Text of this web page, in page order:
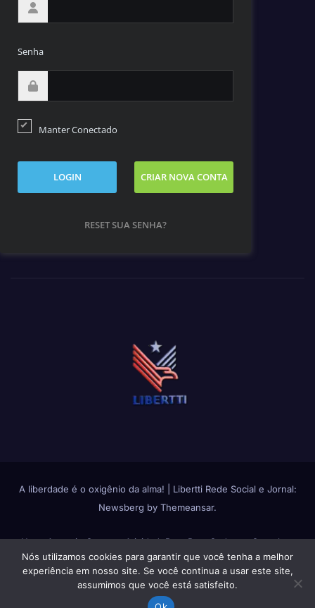
Senha
Manter Conectado
LOGIN CRIAR NOVA CONTA
RESET SUA SENHA?
A liberdade é o oxigênio da alma!
Libertti Rede Social e Jornal:
Newsberg by Themeansar.
HomeAnuncie ConoscoAtividadeBate PapoCadastro Completo
Change avatarFluxos de AtividadesFotosGrupos LoginMembros
Política de Uso do Libertti
Nós utilizamos cookies para garantir que você tenha a melhor
experiência em nosso site. Se você continua a usar este site,
assumimos que você está satisfeito.